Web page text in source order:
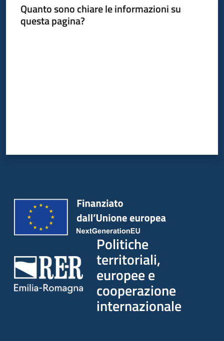
Quanto sono chiare le informazioni su
questa pagina?
Politiche
territoriali,
europee e
cooperazione
internazionale